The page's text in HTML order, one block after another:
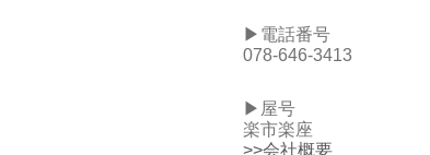
▶電話番号
078-646-3413
▶屋号
楽市楽座
>>会社概要